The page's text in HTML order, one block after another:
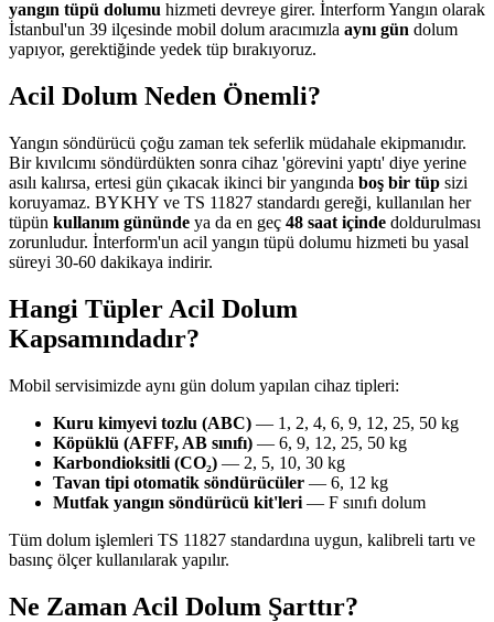
yangın tüpü dolumu hizmeti devreye girer. İnterform Yangın olarak
İstanbul'un 39 ilçesinde mobil dolum aracımızla aynı gün dolum
yapıyor, gerektiğinde yedek tüp bırakıyoruz.
Acil Dolum Neden Önemli?
Yangın söndürücü çoğu zaman tek seferlik müdahale ekipmanıdır.
Bir kıvılcımı söndürdükten sonra cihaz 'görevini yaptı' diye yerine
asılı kalırsa, ertesi gün çıkacak ikinci bir yangında boş bir tüp sizi
koruyamaz. BYKHY ve TS 11827 standardı gereği, kullanılan her
tüpün kullanım gününde ya da en geç 48 saat içinde doldurulması
zorunludur. İnterform'un acil yangın tüpü dolumu hizmeti bu yasal
süreyi 30-60 dakikaya indirir.
Hangi Tüpler Acil Dolum
Kapsamındadır?
Mobil servisimizde aynı gün dolum yapılan cihaz tipleri:
Kuru kimyevi tozlu (ABC) — 1, 2, 4, 6, 9, 12, 25, 50 kg
Köpüklü (AFFF, AB sınıfı) — 6, 9, 12, 25, 50 kg
Karbondioksitli (CO₂) — 2, 5, 10, 30 kg
Tavan tipi otomatik söndürücüler — 6, 12 kg
Mutfak yangın söndürücü kit'leri — F sınıfı dolum
Tüm dolum işlemleri TS 11827 standardına uygun, kalibreli tartı ve
basınç ölçer kullanılarak yapılır.
Ne Zaman Acil Dolum Şarttır?